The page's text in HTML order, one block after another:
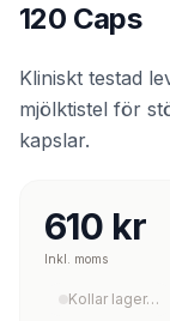
120 Caps
Kliniskt testad
mjölktistel för
kapslar.
610 kr
Inkl. moms
Kollar lager…